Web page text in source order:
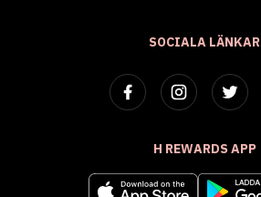
SOCIALA LÄNKAR
H REWARDS APP